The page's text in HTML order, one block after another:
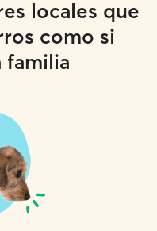
locales que
como si
familia